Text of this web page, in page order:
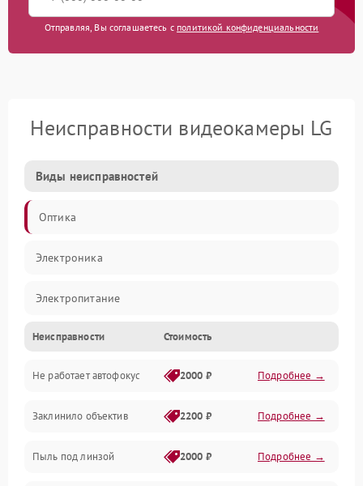
Отправляя, Вы соглашаетесь с политикой конфиденциальности
Неисправности видеокамеры LG
Виды неисправностей
Оптика
Электроника
Электропитание
Видео
Хранение данных
Программное обеспечение
Механические повреждения
Неисправности Стоимость
Не работает автофокус 2000 ₽ Подробнее →
Заклинило объектив 2200 ₽ Подробнее →
Пыль под линзой 2000 ₽ Подробнее →